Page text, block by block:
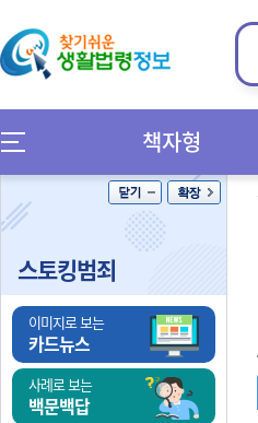
책자형
스토킹범죄
이미지로 보는
카드뉴스
사례로 보는
백문백답